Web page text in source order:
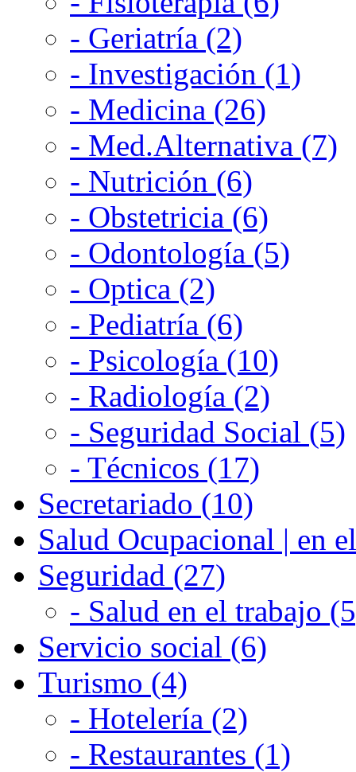
- Geriatría (2)
- Investigación (1)
- Medicina (26)
- Med.Alternativa (7)
- Nutrición (6)
- Obstetricia (6)
- Odontología (5)
- Optica (2)
- Pediatría (6)
- Psicología (10)
- Radiología (2)
- Seguridad Social (5)
- Técnicos (17)
Secretariado (10)
Salud Ocupacional | en
Seguridad (27)
- Salud en el trabajo
Servicio social (6)
Turismo (4)
- Hotelería (2)
- Restaurantes (1)